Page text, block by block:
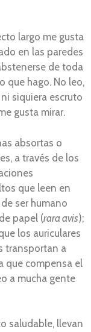
largo me gusta
en las paredes
de toda
que hago. No leo,
siquiera escruto
gusta mirar.
absortas o
a través de los
que leen en
ser humano
papel (rara avis);
los auriculares
transportan a
que compensa el
a mucha gente
saludable, llevan